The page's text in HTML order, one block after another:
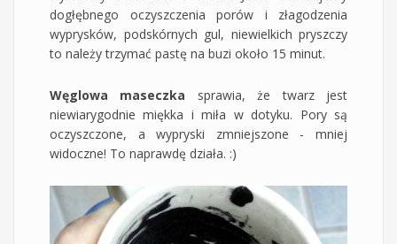
dogłębnego oczyszczenia porów i złagodzenia
wyprysków, podskórnych gul, niewielkich pryszczy
to należy trzymać pastę na buzi około 15 minut.
Węglowa maseczka sprawia, że twarz jest
niewiarygodnie miękka i miła w dotyku. Pory są
oczyszczone, a wypryski zmniejszone - mniej
widoczne! To naprawdę działa. :)